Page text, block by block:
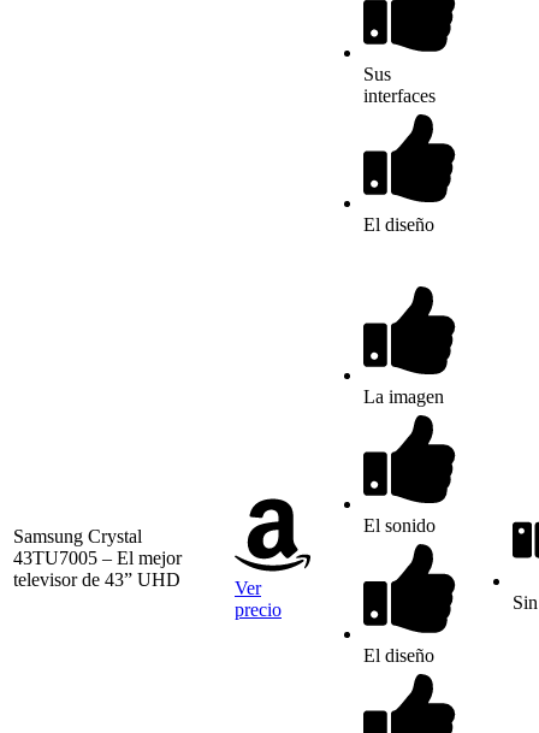
Sus
interfaces
El diseño
Samsung Crystal
43TU7005 – El mejor
televisor de 43” UHD
Ver
precio
La imagen
El sonido
El diseño